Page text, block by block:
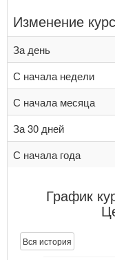
Изменение
За день
С начала недели
С начала месяца
За 30 дней
С начала года
График
Вся история